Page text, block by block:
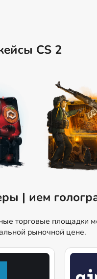
CS 2
| ием
торговые площадки
рыночной цене.